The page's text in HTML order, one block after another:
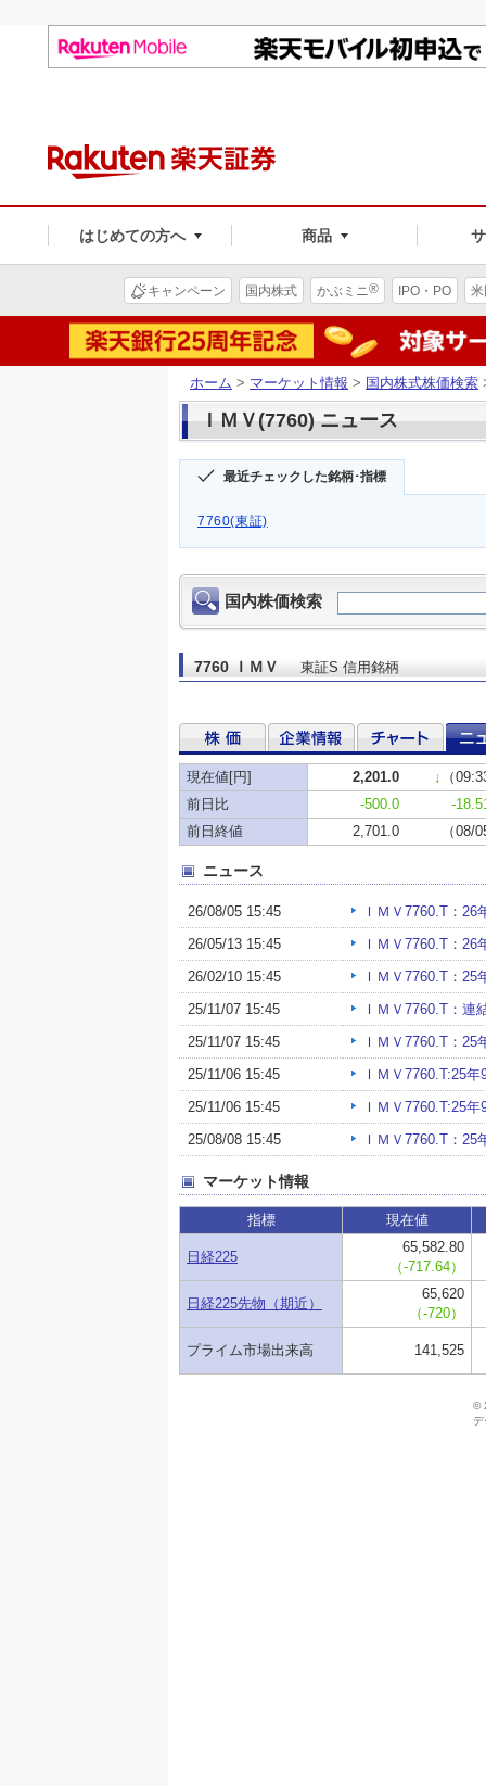
はじめての方へ 商品
キャンペーン 国内株式 かぶミニ® IPO・PO
ホーム > マーケット情報 > 国内株式株価検索
ＩＭＶ(7760) ニュース
最近チェックした銘柄･指標
7760(東証)